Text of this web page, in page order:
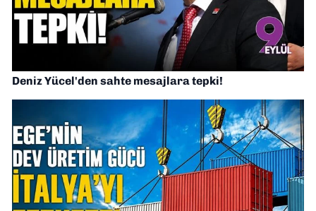
Deniz Yücel'den sahte mesajlara tepki!